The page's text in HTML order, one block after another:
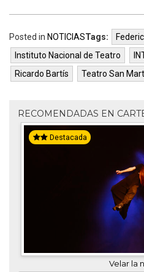
Posted in NOTICIASTags:
Instituto Nacional de Teatro
Ricardo Bartís
Teatro San
RECOMENDADAS EN
Destacada
Velar la